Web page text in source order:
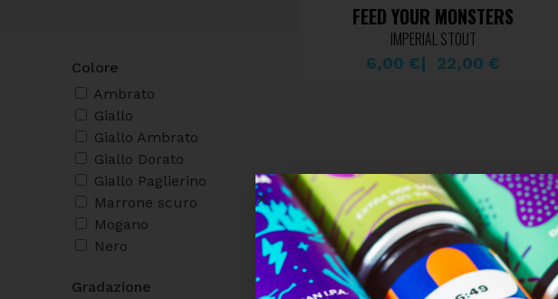
Colore
Ambrato
Giallo
Giallo Ambrato
Giallo Dorato
Giallo Paglierino
Marrone scuro
Mogano
Nero
Gradazione
FEED YOUR MONSTERS
IMPERIAL STOUT
6,00 € 22,00 €